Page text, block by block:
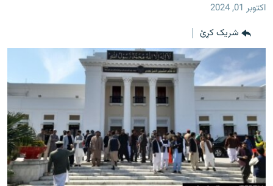
عمومي
کورپاڼې
ته
لاړ
شئ
لټون
ته
ورشئ
نړۍ
ځانګړې مرکې، شننې
انځور او ویډیو
۱۴ ساعته راډیويي خپرونې
Gandhara
اکتوبر 01, 2024
شریک کړئ